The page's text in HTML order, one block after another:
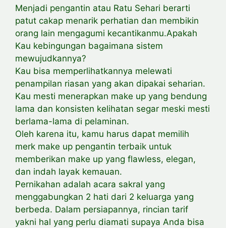
Menjadi pengantin atau Ratu Sehari berarti
patut cakap menarik perhatian dan membikin
orang lain mengagumi kecantikanmu.Apakah
Kau kebingungan bagaimana sistem
mewujudkannya?
Kau bisa memperlihatkannya melewati
penampilan riasan yang akan dipakai seharian.
Kau mesti menerapkan make up yang bendung
lama dan konsisten kelihatan segar meski mesti
berlama-lama di pelaminan.
Oleh karena itu, kamu harus dapat memilih
merk make up pengantin terbaik untuk
memberikan make up yang flawless, elegan,
dan indah layak kemauan.
Pernikahan adalah acara sakral yang
menggabungkan 2 hati dari 2 keluarga yang
berbeda. Dalam persiapannya, rincian tarif
yakni hal yang perlu diamati supaya Anda bisa